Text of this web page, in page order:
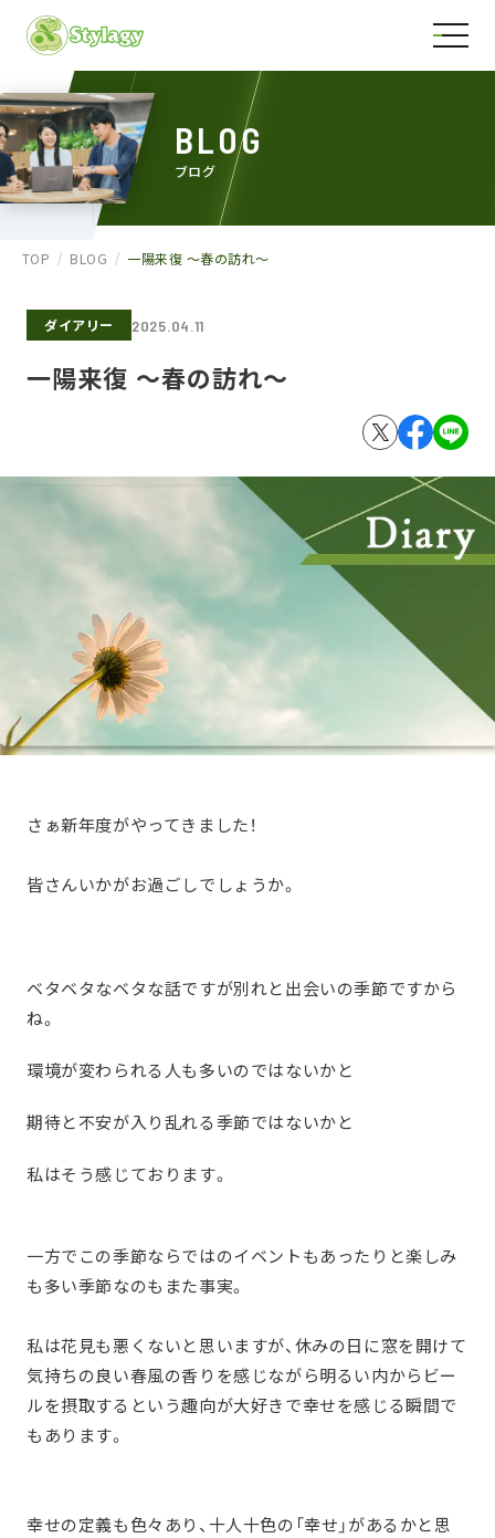
BLOG
ブログ
TOP BLOG 一陽来復 ～春の訪れ～
ダイアリー 2025.04.11
一陽来復 ～春の訪れ～
さぁ新年度がやってきました！
皆さんいかがお過ごしでしょうか。
ベタベタなベタな話ですが別れと出会いの季節ですから
ね。
環境が変わられる人も多いのではないかと
期待と不安が入り乱れる季節ではないかと
私はそう感じております。
一方でこの季節ならではのイベントもあったりと楽しみ
も多い季節なのもまた事実。
私は花見も悪くないと思いますが、休みの日に窓を開けて
気持ちの良い春風の香りを感じながら明るい内からビー
ルを摂取するという趣向が大好きで幸せを感じる瞬間で
もあります。
幸せの定義も色々あり、十人十色の「幸せ」があるかと思